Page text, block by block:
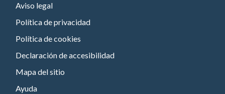
Aviso legal
Política de privacidad
Política de cookies
Declaración de accesibilidad
Mapa del sitio
Ayuda